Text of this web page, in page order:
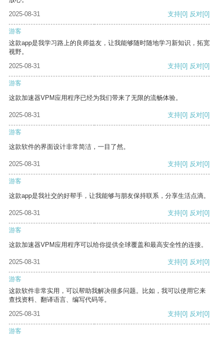
2025-08-31
支持[0] 反对[0]
游客
这款app是我学习路上的良师益友，让我能够随时随地学习新知识，拓宽
视野。
2025-08-31
支持[0] 反对[0]
游客
这款加速器VPM应用程序已经为我们带来了无限的流畅体验。
2025-08-31 支持[0] 反对[0]
游客
这款软件的界面设计非常简洁，一目了然。
2025-08-31 支持[0] 反对[0]
游客
这款app是我社交的好帮手，让我能够与朋友保持联系，分享生活点滴。
2025-08-31 支持[0] 反对[0]
游客
这款加速器VPM应用程序可以给你提供全球覆盖和最高安全性的连接。
2025-08-31 支持[0] 反对[0]
游客
这款软件非常实用，可以帮助我解决很多问题。比如，我可以使用它来
查找资料、翻译语言、编写代码等。
2025-08-31
支持[0] 反对[0]
游客